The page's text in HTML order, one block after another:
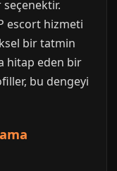
escort hizmeti
bir tatmin
hitap eden bir
bu dengeyi